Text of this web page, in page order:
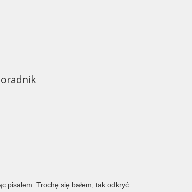
pisałem. Trochę się bałem, tak odkryć.